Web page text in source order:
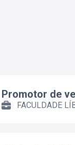
Promotor de
FACULDADE